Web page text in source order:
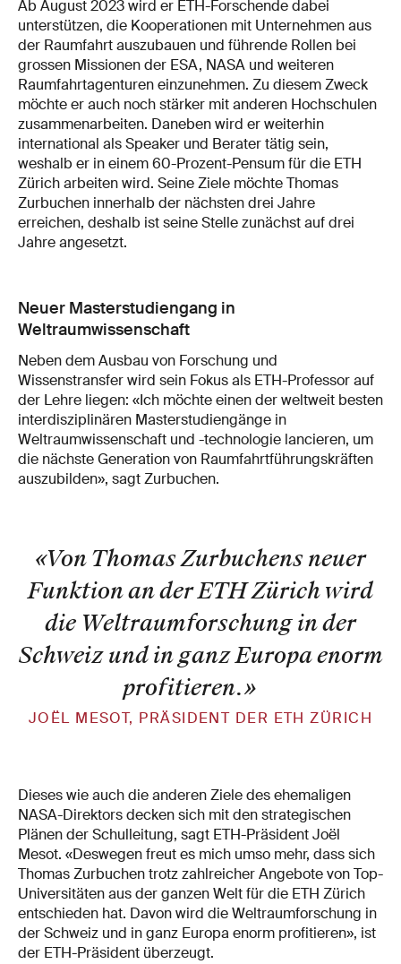
Ab August 2023 wird er ETH-Forschende dabei
unterstützen, die Kooperationen mit Unternehmen aus
der Raumfahrt auszubauen und führende Rollen bei
grossen Missionen der ESA, NASA und weiteren
Raumfahrtagenturen einzunehmen. Zu diesem Zweck
möchte er auch noch stärker mit anderen Hochschulen
zusammenarbeiten. Daneben wird er weiterhin
international als Speaker und Berater tätig sein,
weshalb er in einem 60-Prozent-Pensum für die ETH
Zürich arbeiten wird. Seine Ziele möchte Thomas
Zurbuchen innerhalb der nächsten drei Jahre
erreichen, deshalb ist seine Stelle zunächst auf drei
Jahre angesetzt.
Neuer Masterstudiengang in
Weltraumwissenschaft
Neben dem Ausbau von Forschung und
Wissenstransfer wird sein Fokus als ETH-Professor auf
der Lehre liegen: «Ich möchte einen der weltweit besten
interdisziplinären Masterstudiengänge in
Weltraumwissenschaft und -technologie lancieren, um
die nächste Generation von Raumfahrtführungskräften
auszubilden», sagt Zurbuchen.
«Von Thomas Zurbuchens neuer
Funktion an der ETH Zürich wird
die Weltraumforschung in der
Schweiz und in ganz Europa enorm
profitieren.»
JOËL MESOT, PRÄSIDENT DER ETH ZÜRICH
Dieses wie auch die anderen Ziele des ehemaligen
NASA-Direktors decken sich mit den strategischen
Plänen der Schulleitung, sagt ETH-Präsident Joël
Mesot. «Deswegen freut es mich umso mehr, dass sich
Thomas Zurbuchen trotz zahlreicher Angebote von Top-
Universitäten aus der ganzen Welt für die ETH Zürich
entschieden hat. Davon wird die Weltraumforschung in
der Schweiz und in ganz Europa enorm profitieren», ist
der ETH-Präsident überzeugt.